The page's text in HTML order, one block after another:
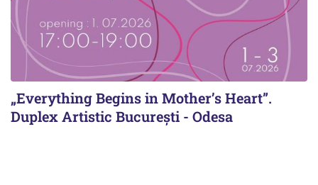
„Everything Begins in Mother’s Heart”.
Duplex Artistic București - Odesa